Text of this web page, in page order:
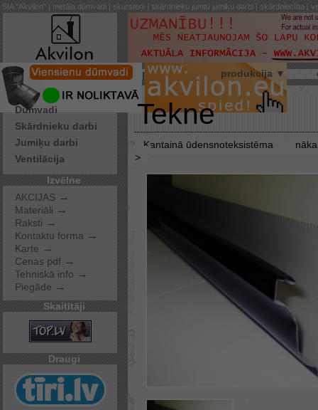
SIA "Akvilon" | metāla dūmvadi | skursteņi | skārdnieku jumtu jumiķu darbi | skārdniecība |
par mums produkcija ▼
Pakalpojumi
Dūmvadi
Skārdnieku darbi
Jumiķu darbi
Ventilācija
Izvēlne
AKCIJAS →
Materiāli →
Raksti →
Kontaktu forma →
Karte →
Cenas pdf →
Tehniskā info →
Piegāde →
Skaitītāji
Draugi
Tekne
Kantainā ūdensnoteksistēma
>